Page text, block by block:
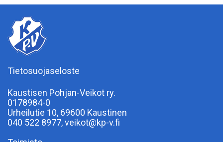
Tietosuojaseloste
Kaustisen Pohjan-Veikot ry.
0178984-0
Urheilutie 10, 69600 Kaustinen
040 522 8977, veikot@kp-v.fi